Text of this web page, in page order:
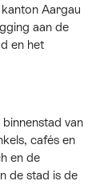
Aargau
aan de
en het
van
cafés en
en de
de stad is de